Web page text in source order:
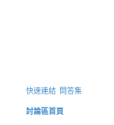
快速連結 問答集
討論區首頁